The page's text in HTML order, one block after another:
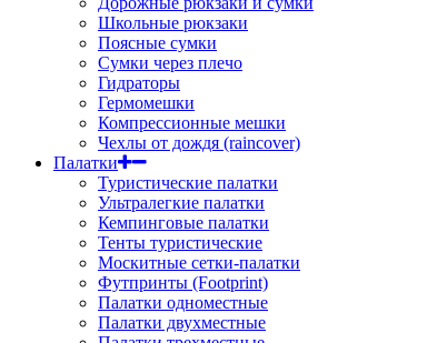
Школьные рюкзаки
Поясные сумки
Сумки через плечо
Гидраторы
Гермомешки
Компрессионные мешки
Чехлы от дождя (raincover)
Палатки
Туристические палатки
Ультралегкие палатки
Кемпинговые палатки
Тенты туристические
Москитные сетки-палатки
Футпринты (Footprint)
Палатки одноместные
Палатки двухместные